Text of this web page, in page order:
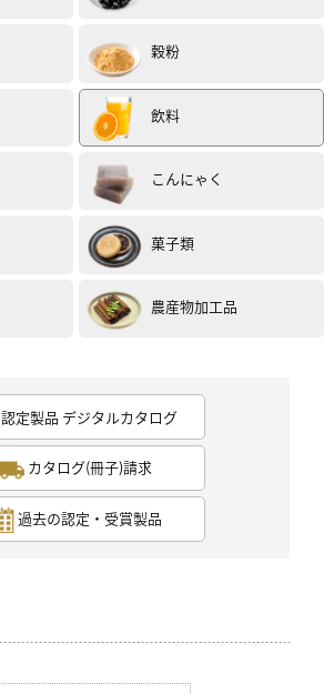
穀粉
飲料
こんにゃく
菓子類
農産物加工品
認定製品 デジタルカタログ
カタログ(冊子)請求
過去の認定・受賞製品